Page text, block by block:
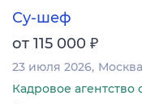
Су-шеф
от 115 000 ₽
23 июля 2026 Москва
Кадровое агентство